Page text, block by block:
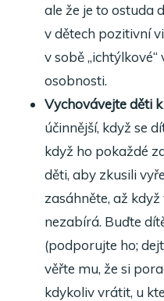
ale že je to ostuda
v dětech pozitivní
v sobě
osobnosti.
Vychovávejte děti
účinnější, když se
když ho pokaždé
děti, aby zkusili
zasáhněte, až
nezabírá. Buďte
(podporujte ho;
věřte mu, že si
kdykoliv vrátit, u